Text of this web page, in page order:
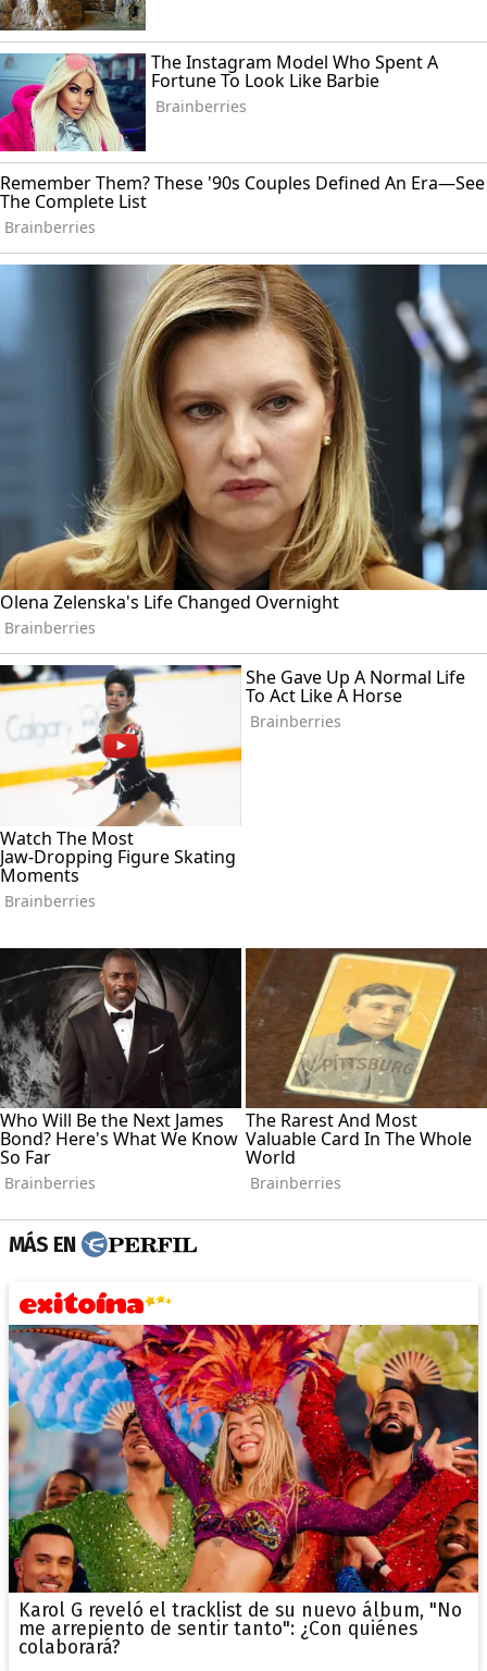
MÁS EN
Karol G reveló el tracklist de su nuevo álbum, "No
me arrepiento de sentir tanto": ¿Con quiénes
colaborará?